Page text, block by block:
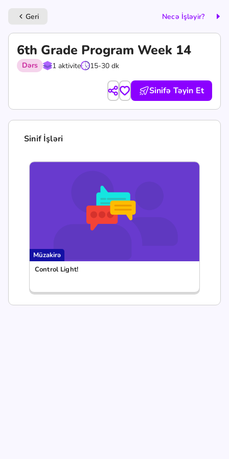
keyboard_arrow_left Geri Necə İşləyir?
6th Grade Program Week 14
Dərs 1 aktivite 15-30 dk
Sinifə Təyin Et
Sinif İşləri
Müzakirə
Control Light!